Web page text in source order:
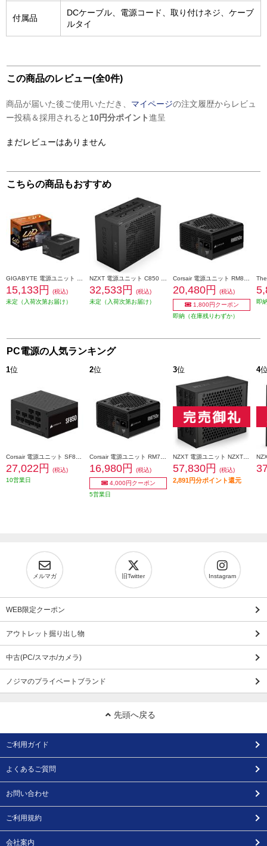
付属品
DCケーブル、電源コード、取り付けネジ、ケーブ
ルタイ
この商品のレビュー(全0件)
商品が届いた後ご使用いただき、 マイページの注文履歴からレビュ
ー投稿＆採用されると 10円分ポイント進呈
まだレビューはありません
こちらの商品もおすすめ
GIGABYTE 電源ユニット UD850GM PG5 V2 GP-UD850GM-PG5-V2
15,133円
(税込)
未定（入荷次第お届け）
NZXT 電源ユニット C850 SFX GOLD PS-8G1BB-JP
32,533円
(税込)
未定（入荷次第お届け）
Corsair 電源ユニット RM850e -2025- ブラック CP-9020296-JP
20,480円
(税込)
1,800円クーポン
即納（在庫残りわずか）
即
PC電源の人気ランキング
1位
Corsair 電源ユニット SF850 Platinum ATX3.1 CP-9020256-JP
27,022円
(税込)
10営業日
2位
Corsair 電源ユニット RM750e -2025- ブラック CP-9020295-JP
16,980円
(税込)
4,000円クーポン
5営業日
3位
NZXT 電源ユニット NZXT C1500 Platinum Black PA-5P1BB-JP
57,830円 (税込)
2,891円分ポイント還元
4
メルマガ 旧Twitter Instagram
WEB限定クーポン
アウトレット掘り出し物
中古(PC/スマホ/カメラ)
ノジマのプライベートブランド
先頭へ戻る
ご利用ガイド
よくあるご質問
お問い合わせ
ご利用規約
会社案内